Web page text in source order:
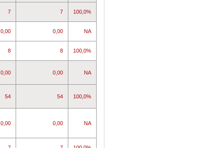
7 7 100,0%
0,00 0,00 NA
8 8 100,0%
0,00 0,00 NA
54 54 100,0%
0,00 0,00 NA